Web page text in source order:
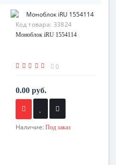
Код товара: 33824
Моноблок iRU 1554114
0
0.00 руб.
Наличие: Под заказ